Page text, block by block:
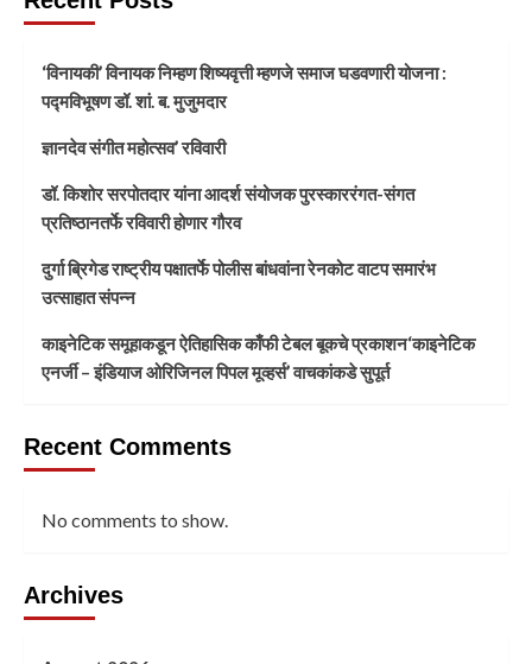
‘विनायकी’ विनायक निम्हण शिष्यवृत्ती म्हणजे समाज घडवणारी योजना :
पद्मविभूषण डॉ. शां. ब. मुजुमदार
ज्ञानदेव संगीत महोत्सव’ रविवारी
डॉ. किशोर सरपोतदार यांना आदर्श संयोजक पुरस्काररंगत-संगत
प्रतिष्ठानतर्फे रविवारी होणार गौरव
दुर्गा ब्रिगेड राष्ट्रीय पक्षातर्फे पोलीस बांधवांना रेनकोट वाटप समारंभ
उत्साहात संपन्न
काइनेटिक समूहाकडून ऐतिहासिक काँफी टेबल बूकचे प्रकाशन‘काइनेटिक
एनर्जी – इंडियाज ओरिजिनल पिपल मूव्हर्स’ वाचकांकडे सुपूर्त
Recent Comments
No comments to show.
Archives